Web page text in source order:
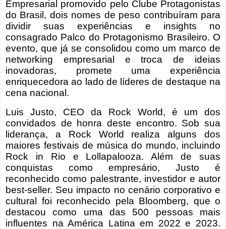
Empresarial promovido pelo Clube Protagonistas
do Brasil, dois nomes de peso contribuíram para
dividir suas experiências e insights no
consagrado Palco do Protagonismo Brasileiro. O
evento, que já se consolidou como um marco de
networking empresarial e troca de ideias
inovadoras, promete uma experiência
enriquecedora ao lado de líderes de destaque na
cena nacional.
Luis Justo, CEO da Rock World, é um dos
convidados de honra deste encontro. Sob sua
liderança, a Rock World realiza alguns dos
maiores festivais de música do mundo, incluindo
Rock in Rio e Lollapalooza. Além de suas
conquistas como empresário, Justo é
reconhecido como palestrante, investidor e autor
best-seller. Seu impacto no cenário corporativo e
cultural foi reconhecido pela Bloomberg, que o
destacou como uma das 500 pessoas mais
influentes na América Latina em 2022 e 2023.